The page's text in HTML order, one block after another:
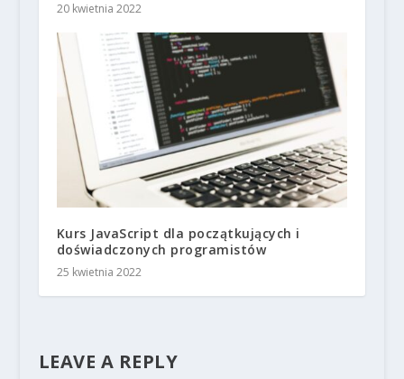
20 kwietnia 2022
Kurs JavaScript dla początkujących i
doświadczonych programistów
25 kwietnia 2022
LEAVE A REPLY